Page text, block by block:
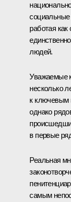
работая
людей.
Уважаемые
несколько
к ключевым
однако
в первые
Реальная
самым